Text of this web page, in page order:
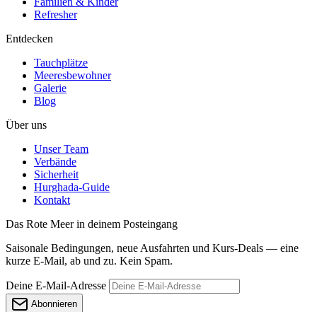
Refresher
Entdecken
Tauchplätze
Meeresbewohner
Galerie
Blog
Über uns
Unser Team
Verbände
Sicherheit
Hurghada-Guide
Kontakt
Das Rote Meer in deinem Posteingang
Saisonale Bedingungen, neue Ausfahrten und Kurs-Deals — eine
kurze E-Mail, ab und zu. Kein Spam.
Deine E-Mail-Adresse
Abonnieren